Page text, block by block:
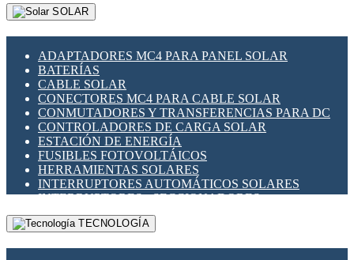
SOLAR
ADAPTADORES MC4 PARA PANEL SOLAR
BATERÍAS
CABLE SOLAR
CONECTORES MC4 PARA CABLE SOLAR
CONMUTADORES Y TRANSFERENCIAS PARA DC
CONTROLADORES DE CARGA SOLAR
ESTACIÓN DE ENERGÍA
FUSIBLES FOTOVOLTÁICOS
HERRAMIENTAS SOLARES
INTERRUPTORES AUTOMÁTICOS SOLARES
INTERRUPTORES - SECCIONADORES
FOTOVOLTÁICOS
MONTAJE PANEL SOLAR
TECNOLOGÍA